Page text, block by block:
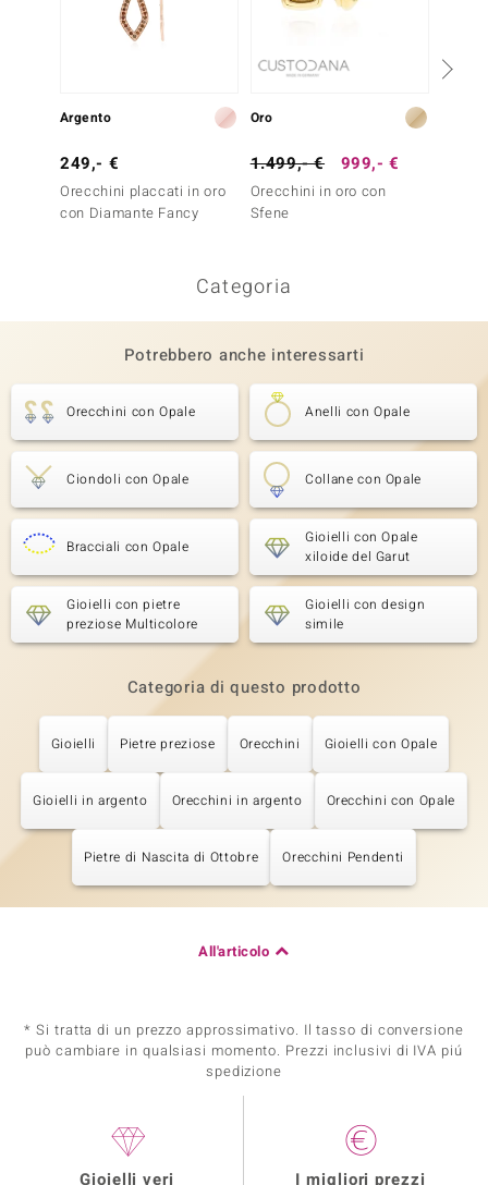
Argento
249,- €
Orecchini placcati in oro
con Diamante Fancy
Oro
1.499,- € 999,- €
Orecchini in oro con
Sfene
Categoria
Potrebbero anche interessarti
Orecchini con Opale Anelli con Opale
Ciondoli con Opale Collane con Opale
Bracciali con Opale
Gioielli con Opale
xiloide del Garut
Gioielli con pietre
preziose Multicolore
Gioielli con design
simile
Categoria di questo prodotto
Gioielli Pietre preziose Orecchini Gioielli con Opale
Gioielli in argento Orecchini in argento Orecchini con Opale
Pietre di Nascita di Ottobre Orecchini Pendenti
All'articolo
* Si tratta di un prezzo approssimativo. Il tasso di conversione
può cambiare in qualsiasi momento. Prezzi inclusivi di IVA piú
spedizione
Gioielli veri I migliori prezzi